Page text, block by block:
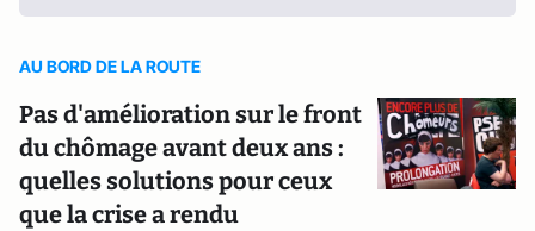
AU BORD DE LA ROUTE
Pas d'amélioration sur le front
du chômage avant deux ans :
quelles solutions pour ceux
que la crise a rendu